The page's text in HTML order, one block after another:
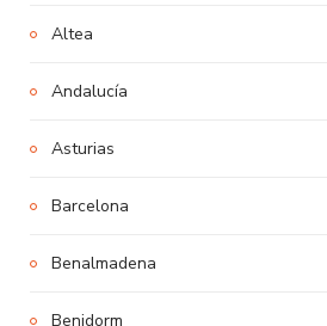
Altea
Andalucía
Asturias
Barcelona
Benalmadena
Benidorm